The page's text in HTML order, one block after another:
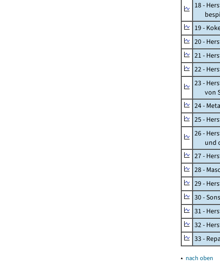
18 -
19 -
20 -
21 -
22 -
23 -
von
24 -
25 -
26 -
und
27 -
28 -
29 -
30 -
31 -
32 -
33 -
▴ nach oben